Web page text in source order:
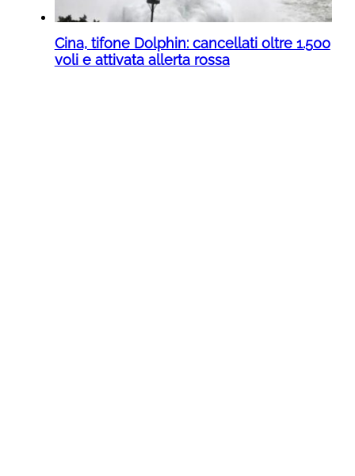
Cina, tifone Dolphin: cancellati oltre 1.500
voli e attivata allerta rossa